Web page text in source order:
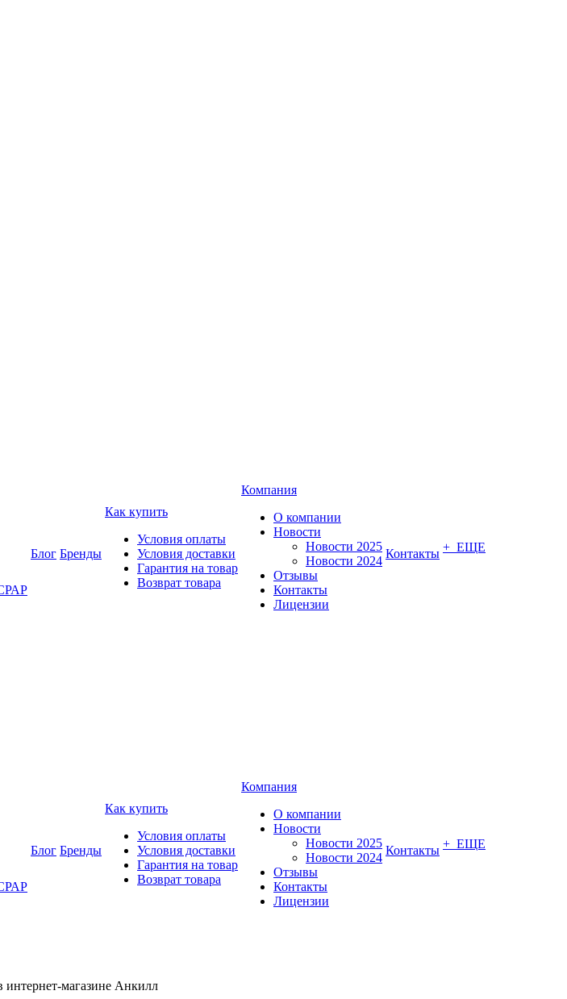
Блог Бренды
Как купить
Условия оплаты
Условия доставки
Гарантия на товар
Возврат товара
Компания
О компании
Новости
Новости 2025
Новости 2024
Отзывы
Контакты
Лицензии
Контакты + ЕЩЕ
Блог Бренды
Как купить
Условия оплаты
Условия доставки
Гарантия на товар
Возврат товара
Компания
О компании
Новости
Новости 2025
Новости 2024
Отзывы
Контакты
Лицензии
Контакты + ЕЩЕ
магазине Анкилл